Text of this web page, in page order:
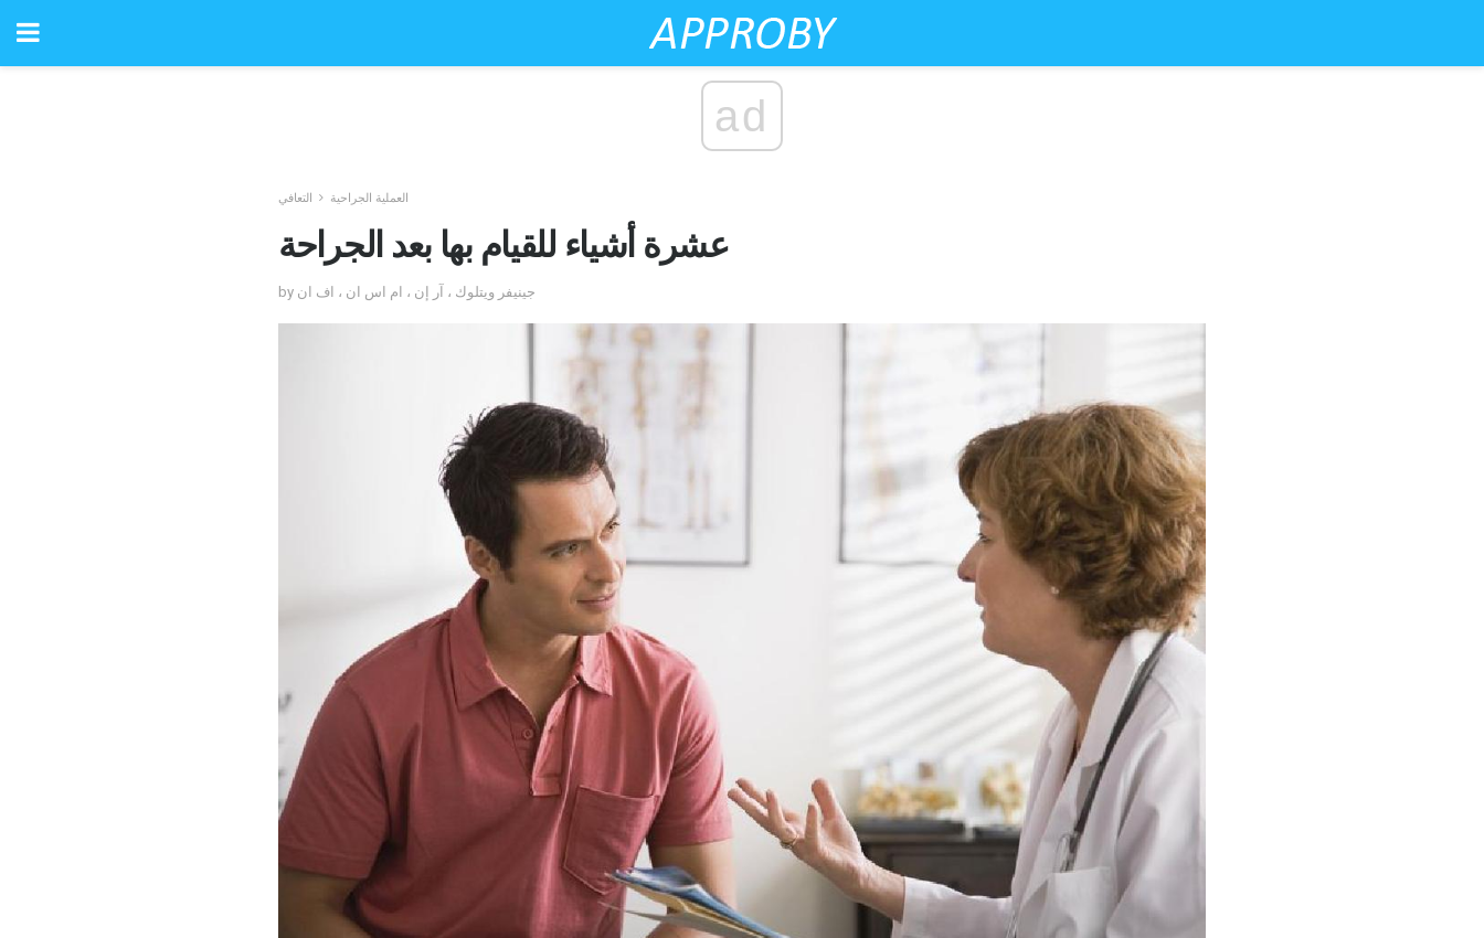
ad
العملية الجراحية التعافي
عشرة أشياء للقيام بها بعد الجراحة
by جينيفر ويتلوك ، آر إن ، ام اس ان ، اف ان